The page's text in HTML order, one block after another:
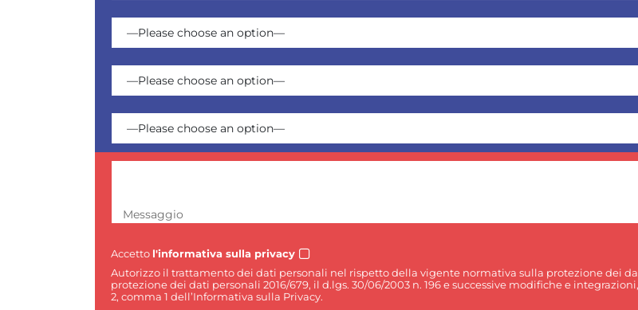
Messaggio
Accetto l'informativa sulla privacy
Autorizzo il trattamento dei dati personali nel rispetto della vigente normativa sulla protezione dei
protezione dei dati personali 2016/679, il d.lgs. 30/06/2003 n. 196 e successive modifiche e
2, comma 1 dell’Informativa sulla Privacy.